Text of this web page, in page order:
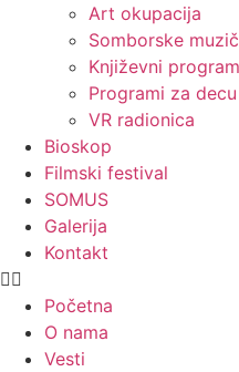
Art okupacija
Somborske
Književni
Programi za
VR radionica
Bioskop
Filmski festival
SOMUS
Galerija
Kontakt
Početna
O nama
Vesti